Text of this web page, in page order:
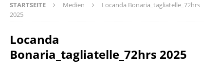
STARTSEITE Medien
Locanda Bonaria_tagliatelle_72hrs
2025
Locanda
Bonaria_tagliatelle_72hrs 2025